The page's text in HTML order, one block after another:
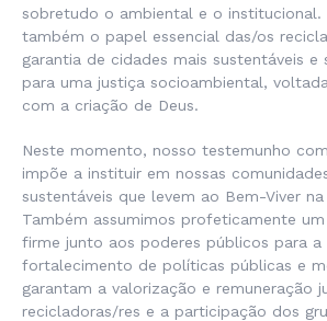
sobretudo o ambiental e o institucional.
também o papel essencial das/os
garantia de cidades mais sustentáveis e
para uma justiça socioambiental,
com a criação de Deus.
Neste momento, nosso testemunho
impõe a instituir em nossas
sustentáveis que levem ao Bem-Viver na
Também assumimos profeticamente
firme junto aos poderes públicos para a
fortalecimento de políticas públicas e
garantam a valorização e remuneração
recicladoras/res e a participação dos